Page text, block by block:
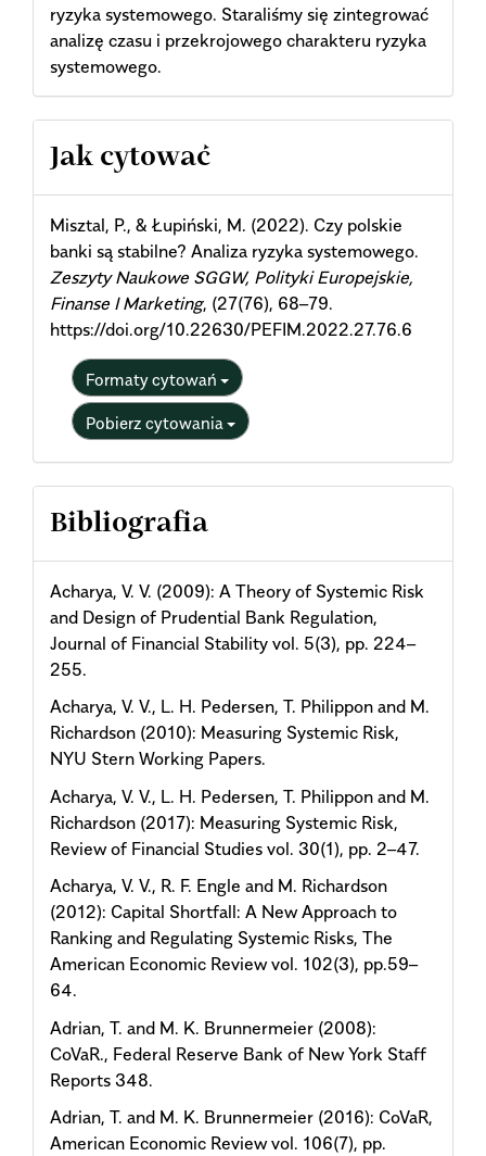
ryzyka systemowego. Staraliśmy się zintegrować
analizę czasu i przekrojowego charakteru ryzyka
systemowego.
Article
Details
Jak cytować
Misztal, P., & Łupiński, M. (2022). Czy polskie
banki są stabilne? Analiza ryzyka systemowego.
Zeszyty Naukowe SGGW, Polityki Europejskie,
Finanse I Marketing, (27(76), 68–79.
https://doi.org/10.22630/PEFIM.2022.27.76.6
Formaty cytowań
Pobierz cytowania
Bibliografia
Acharya, V. V. (2009): A Theory of Systemic Risk
and Design of Prudential Bank Regulation,
Journal of Financial Stability vol. 5(3), pp. 224–
255.
Acharya, V. V., L. H. Pedersen, T. Philippon and M.
Richardson (2010): Measuring Systemic Risk,
NYU Stern Working Papers.
Acharya, V. V., L. H. Pedersen, T. Philippon and M.
Richardson (2017): Measuring Systemic Risk,
Review of Financial Studies vol. 30(1), pp. 2–47.
Acharya, V. V., R. F. Engle and M. Richardson
(2012): Capital Shortfall: A New Approach to
Ranking and Regulating Systemic Risks, The
American Economic Review vol. 102(3), pp.59–
64.
Adrian, T. and M. K. Brunnermeier (2008):
CoVaR., Federal Reserve Bank of New York Staff
Reports 348.
Adrian, T. and M. K. Brunnermeier (2016): CoVaR,
American Economic Review vol. 106(7), pp.